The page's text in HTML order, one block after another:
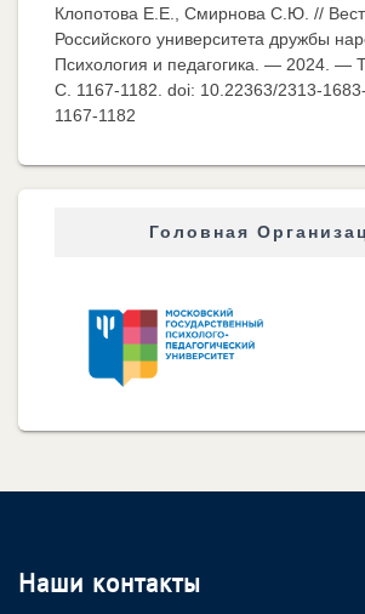
Клопотова Е.Е., Смирнова С.Ю. //
Российского университета дружбы
Психология и педагогика. — 2024.
C. 1167-1182. doi: 10.22363/2313-
1167-1182
Головная
Наши контакты